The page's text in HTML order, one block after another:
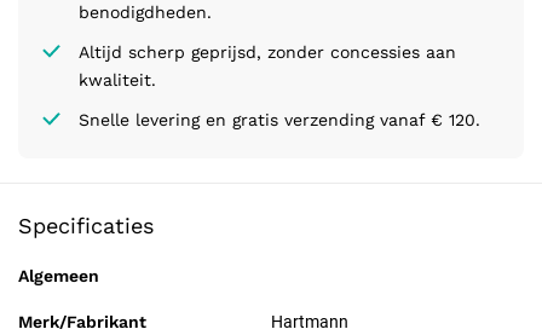
benodigdheden.
Altijd scherp geprijsd, zonder concessies aan
kwaliteit.
Snelle levering en gratis verzending vanaf € 120.
Specificaties
Algemeen
Merk/Fabrikant Hartmann